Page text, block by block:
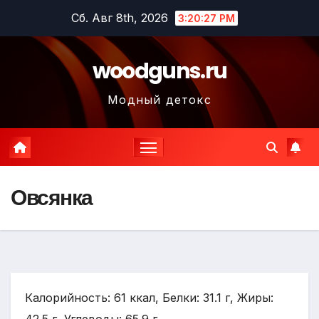
содержимому
Сб. Авг 8th, 2026 3:20:28 PM
woodguns.ru
Модный детокс
Овсянка
Калорийность: 61 ккал, Белки: 31.1 г, Жиры: